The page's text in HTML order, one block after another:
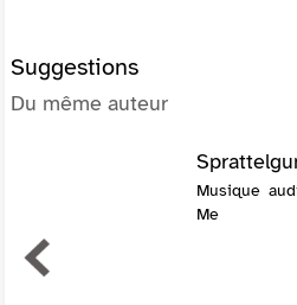
Suggestions
Du même auteur
Musique
Me